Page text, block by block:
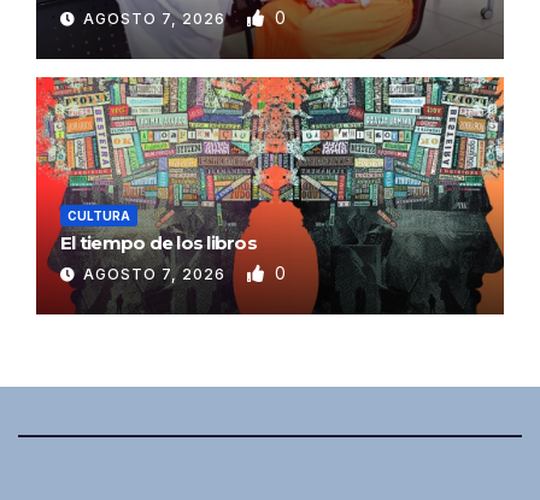
AGOSTO 7, 2026 0
CULTURA
El tiempo de los libros
AGOSTO 7, 2026 0